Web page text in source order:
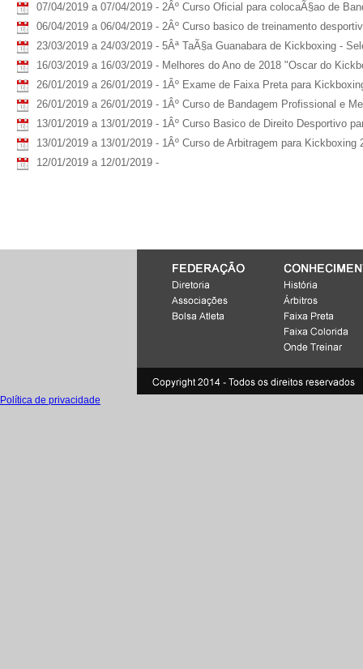
07/04/2019 a 07/04/2019 - 2Âº Curso Oficial para colocaÃ§ao de
06/04/2019 a 06/04/2019 - 2Âº Curso basico de treinamento
23/03/2019 a 24/03/2019 - 5Âª TaÃ§a Guanabara de Kickboxing -
16/03/2019 a 16/03/2019 - Melhores do Ano de 2018 "Oscar do
26/01/2019 a 26/01/2019 - 1Âº Exame de Faixa Preta para
26/01/2019 a 26/01/2019 - 1Âº Curso de Bandagem Profissional e
13/01/2019 a 13/01/2019 - 1Âº Curso Basico de Direito Desportivo
13/01/2019 a 13/01/2019 - 1Âº Curso de Arbitragem para Kickboxing
12/01/2019 a 12/01/2019 -
Política de privacidade